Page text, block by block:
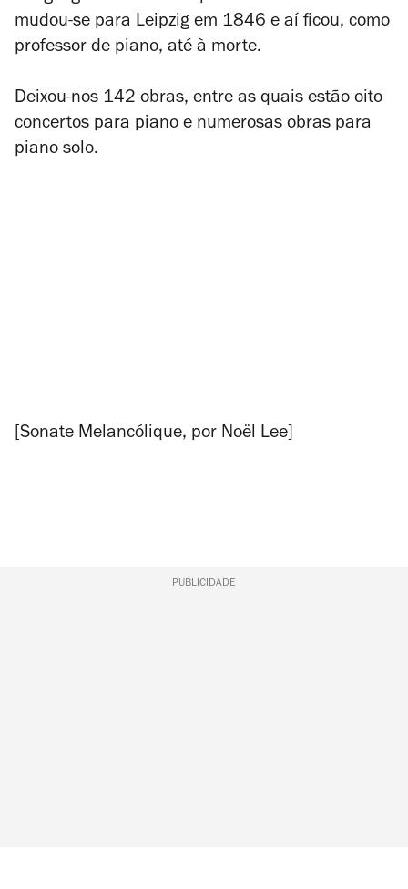
mudou-se para Leipzig em 1846 e aí ficou, como
professor de piano, até à morte.
Deixou-nos 142 obras, entre as quais estão oito
concertos para piano e numerosas obras para
piano solo.
[Sonate Melancólique, por Noël Lee]
PUBLICIDADE